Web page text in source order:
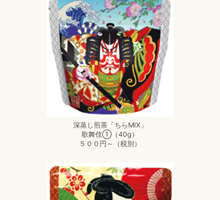
深蒸し煎茶「ちらMIX」
歌舞伎①（40g）
５００円～（税別）